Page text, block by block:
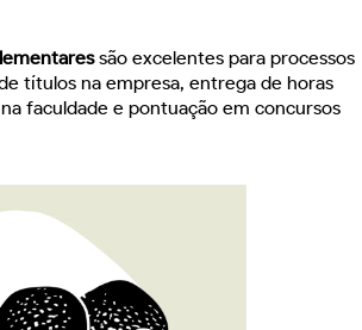
são excelentes para processos
títulos na empresa, entrega de horas
faculdade e pontuação em concursos